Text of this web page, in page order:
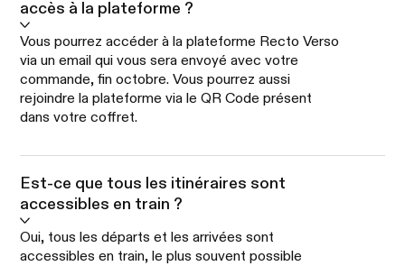
accès à la plateforme ?
Vous pourrez accéder à la plateforme Recto Verso
via un email qui vous sera envoyé avec votre
commande, fin octobre. Vous pourrez aussi
rejoindre la plateforme via le QR Code présent
dans votre coffret.
Est-ce que tous les itinéraires sont
accessibles en train ?
Oui, tous les départs et les arrivées sont
accessibles en train, le plus souvent possible